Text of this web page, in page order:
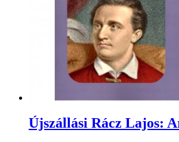
Újszállási Rácz Lajos: